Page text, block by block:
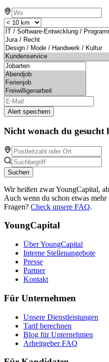
Alert speichern
Nicht wonach du gesucht
Suchen
Wir heißen zwar YoungCapital,
Auch wenn du schon etwas
Fragen? Check unsere FAQ.
YoungCapital
Über YoungCapital
Interne Stellenangebote
Presse
Partner
Kontakt
Für Unternehmen
Unsere Dienstleistungen
Tarif berechnen
Blog für Unternehmen
Arbeitgeber FAQ